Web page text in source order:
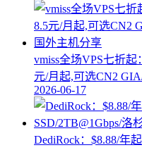
vmiss全场VPS七折
元/月起,可选CN2
2026-06-17
DediRock：$8.88/年